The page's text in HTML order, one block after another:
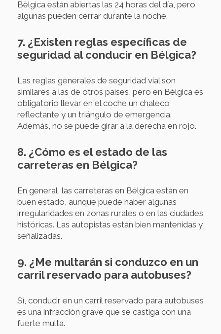
Bélgica están abiertas las 24 horas del día, pero
algunas pueden cerrar durante la noche.
7. ¿Existen reglas específicas de
seguridad al conducir en Bélgica?
Las reglas generales de seguridad vial son
similares a las de otros países, pero en Bélgica es
obligatorio llevar en el coche un chaleco
reflectante y un triángulo de emergencia.
Además, no se puede girar a la derecha en rojo.
8. ¿Cómo es el estado de las
carreteras en Bélgica?
En general, las carreteras en Bélgica están en
buen estado, aunque puede haber algunas
irregularidades en zonas rurales o en las ciudades
históricas. Las autopistas están bien mantenidas y
señalizadas.
9. ¿Me multarán si conduzco en un
carril reservado para autobuses?
Sí, conducir en un carril reservado para autobuses
es una infracción grave que se castiga con una
fuerte multa.